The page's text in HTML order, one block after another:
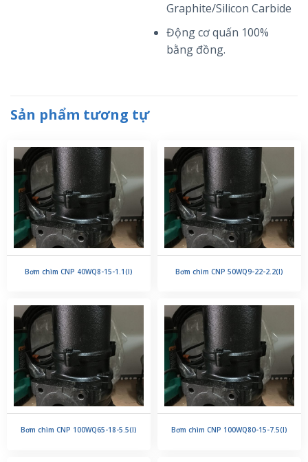
Graphite/Silicon Carbide
Động cơ quấn 100%
bằng đồng.
Sản phẩm tương tự
Bơm chìm CNP 40WQ8-15-1.1(I) Bơm chìm CNP 50WQ9-22-2.2(I)
Bơm chìm CNP 100WQ65-18-5.5(I) Bơm chìm CNP 100WQ80-15-7.5(I)